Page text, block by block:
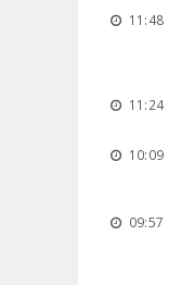
11:48
11:24
10:09
09:57